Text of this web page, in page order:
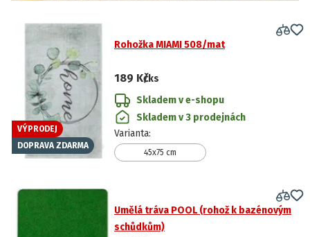
VÝPRODEJ
DOPRAVA ZDARMA
Rohožka MIAMI 508/mat
189 Kč/ks
Skladem v e-shopu
Skladem v 3 prodejnách
Varianta:
45x75 cm
Umělá tráva POOL (rohož k bazénovým
schůdkům)